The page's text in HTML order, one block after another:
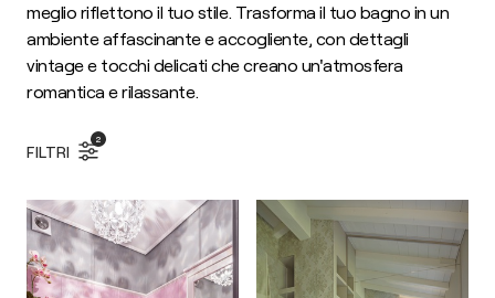
meglio riflettono il tuo stile. Trasforma il tuo bagno in un
ambiente affascinante e accogliente, con dettagli
vintage e tocchi delicati che creano un'atmosfera
romantica e rilassante.
FILTRI
2